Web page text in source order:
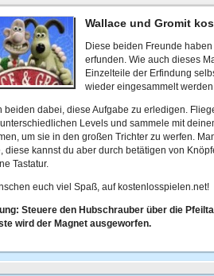
Wallace und Gromit
Diese beiden Freunde
erfunden. Wie auch dieses
Einzelteile der Erfindung
wieder eingesammelt
beiden dabei, diese Aufgabe zu erledigen.
Levels und sammele mit
um sie in den großen Trichter zu werfen.
diese kannst du aber durch betätigen von
Tastatur.
euch viel Spaß, auf kostenlosspielen.net!
Steuere den Hubschrauber über die
wird der Magnet ausgeworfen.